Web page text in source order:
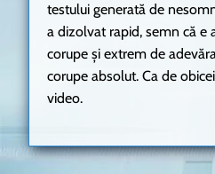
testului generată de
a dizolvat rapid, semn că e
corupe și extrem de
corupe absolut. Ca de
video.